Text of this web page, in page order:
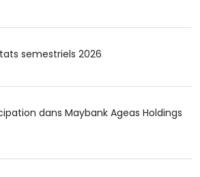
semestriels 2026
dans Maybank Ageas Holdings